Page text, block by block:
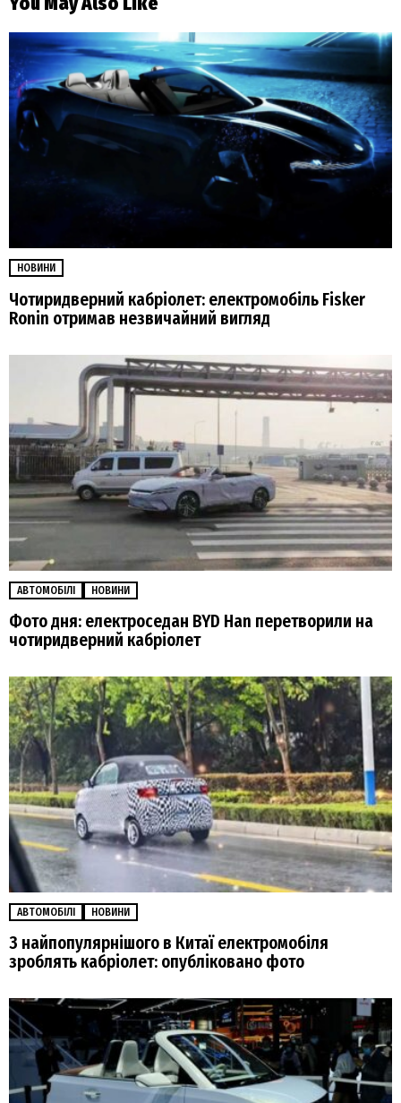
НОВИНИ
Чотиридверний кабріолет: електромобіль Fisker
Ronin отримав незвичайний вигляд
АВТОМОБІЛІ НОВИНИ
Фото дня: електроседан BYD Han перетворили на
чотиридверний кабріолет
АВТОМОБІЛІ НОВИНИ
З найпопулярнішого в Китаї електромобіля
зроблять кабріолет: опубліковано фото